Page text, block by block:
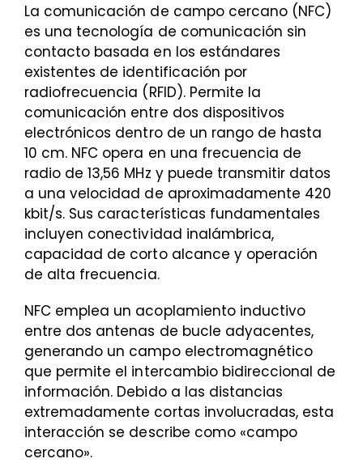
La comunicación de campo cercano (NFC)
es una tecnología de comunicación sin
contacto basada en los estándares
existentes de identificación por
radiofrecuencia (RFID). Permite la
comunicación entre dos dispositivos
electrónicos dentro de un rango de hasta
10 cm. NFC opera en una frecuencia de
radio de 13,56 MHz y puede transmitir datos
a una velocidad de aproximadamente 420
kbit/s. Sus características fundamentales
incluyen conectividad inalámbrica,
capacidad de corto alcance y operación
de alta frecuencia.
NFC emplea un acoplamiento inductivo
entre dos antenas de bucle adyacentes,
generando un campo electromagnético
que permite el intercambio bidireccional de
información. Debido a las distancias
extremadamente cortas involucradas, esta
interacción se describe como «campo
cercano».